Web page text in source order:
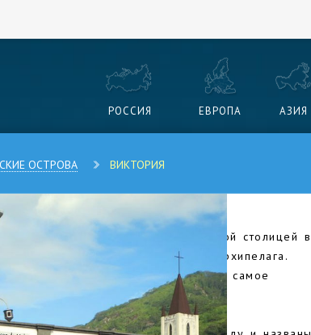
РОССИЯ ЕВРОПА АЗИЯ
ОСТРОВА ВИКТОРИЯ
Виктория считается самой маленькой столицей в
Маэ – одном из 115 островов архипелага.
на Сейшалах. Чтобы увидеть самое
часов.